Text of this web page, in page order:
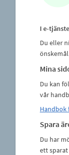
I e-
Du eller
Mina
Du kan
vår
Handbok
Spara
Du har
ett